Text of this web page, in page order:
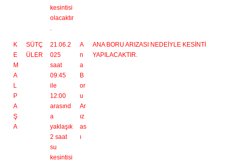
kesintisi
olacaktır
.
K
E
M
A
L
P
A
Ş
A
SÜTÇ
ÜLER
21.06.2
025
saat
09:45
ile
12:00
arasınd
a
yaklaşık
2 saat
su
kesintisi
A
n
a
B
or
u
Ar
ız
as
ı
ANA BORU ARIZASI NEDEİYLE KESİNTİ
YAPILACAKTIR.